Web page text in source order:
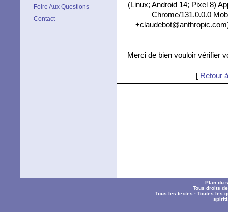
Foire Aux Questions
Contact
(Linux; Android 14; Pixel 8)
Chrome/131.0.0.0
Merci de bien vouloir vérifier
[ Retour
Plan du
Tous droits
Tous les textes ·Toutes les